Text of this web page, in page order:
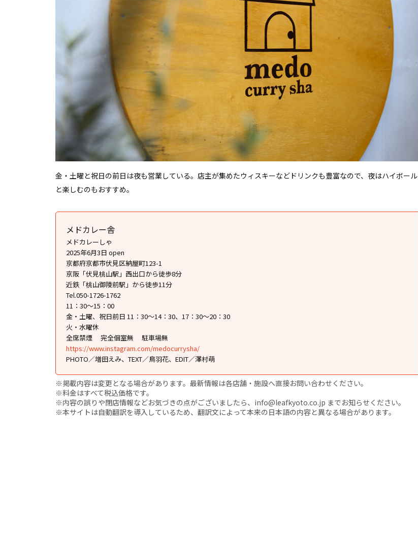
金・土曜と祝日の前日は夜も営業している。店主が集めたウィスキーなどドリンクも豊富なので、夜はハイボール
と楽しむのもおすすめ。
メドカレー舎
メドカレーしゃ
2025年6月3日 open
京都府京都市伏見区納屋町123-1
京阪「伏見桃山駅」西出口から徒歩8分
近鉄「桃山御陵前駅」から徒歩11分
Tel.050-1726-1762
11：30〜15：00
金・土曜、祝日前日 11：30〜14：30、17：30〜20：30
火・水曜休
全席禁煙
完全個室無
駐車場無
https://www.instagram.com/medocurrysha/
PHOTO／増田えみ、TEXT／鳥羽花、EDIT／澤村萌
※掲載内容は変更となる場合があります。最新情報は各店舗・施設へ直接お問い合わせください。
※料金はすべて税込価格です。
※内容の誤りや閉店情報などお気づきの点がございましたら、info@leafkyoto.co.jp までお知らせください。
※本サイトは自動翻訳を導入しているため、翻訳文によって本来の日本語の内容と異なる場合があります。